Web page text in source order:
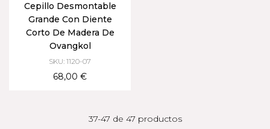
Cepillo Desmontable
Grande Con Diente
Corto De Madera De
Ovangkol
SKU: 1120-07
68,00 €
37-47 de 47 productos